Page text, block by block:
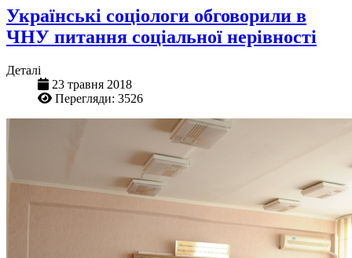
Українські соціологи обговорили в
ЧНУ питання соціальної нерівності
Деталі
23 травня 2018
Перегляди: 3526